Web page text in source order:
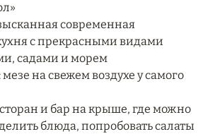
SAADIYAT ISLAND ABU DHABI:
ВКЛЮЧЕНО – ВСЁ
современная
с прекрасными видами
садами и морем
на свежем воздухе у самого
и бар на крыше, где можно
блюда, попробовать салаты